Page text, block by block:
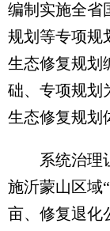
编制实施全省
规划等专项规
生态修复规划
础、专项规划
生态修复规划
系统治理让
施沂蒙山区域
亩、修复退化